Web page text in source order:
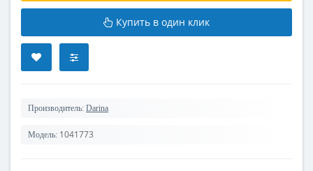
Купить в один клик
Производитель: Darina
Модель: 1041773